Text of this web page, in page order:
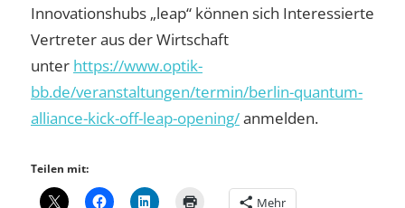
Innovationshubs „leap“ können sich Interessierte
Vertreter aus der Wirtschaft
unter https://www.optik-
bb.de/veranstaltungen/termin/berlin-quantum-
alliance-kick-off-leap-opening/anmelden.
Teilen mit:
Mehr